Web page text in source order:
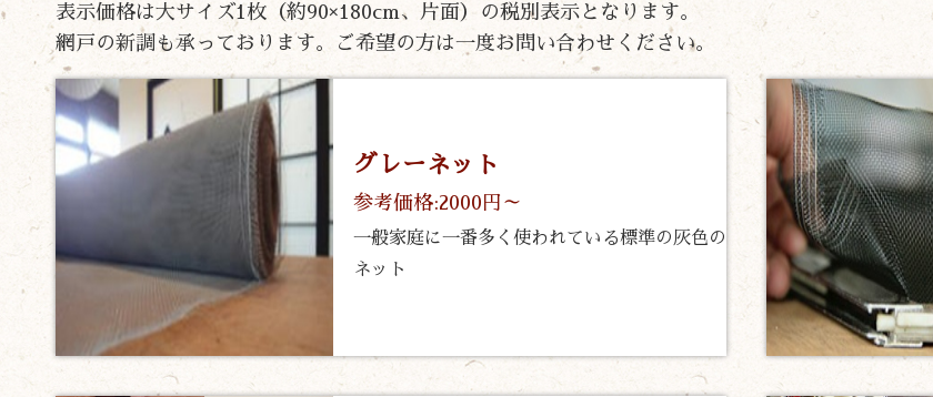
表示価格は大サイズ1枚（約90×180cm、片面）の税別表示となります。
網戸の新調も承っております。ご希望の方は一度お問い合わせください。
グレーネット
参考価格:2000円～
一般家庭に一番多く使われている標準の灰色の
ネット